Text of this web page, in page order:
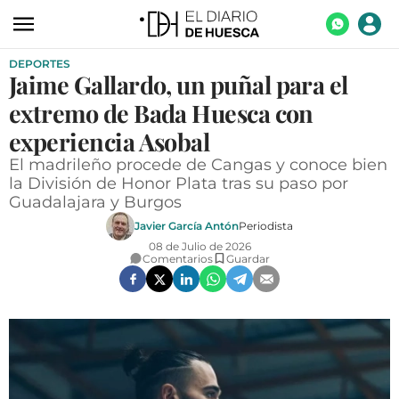
ACTUALIDAD
ECONOMÍA
TECNOLOGÍA
TURISMO
AGROALIMENTACIÓN
GALERÍAS
DEPORTES
Jaime Gallardo, un puñal para el
extremo de Bada Huesca con
experiencia Asobal
El madrileño procede de Cangas y conoce bien
la División de Honor Plata tras su paso por
Guadalajara y Burgos
Javier García AntónPeriodista
08 de Julio de 2026
Comentarios
Guardar